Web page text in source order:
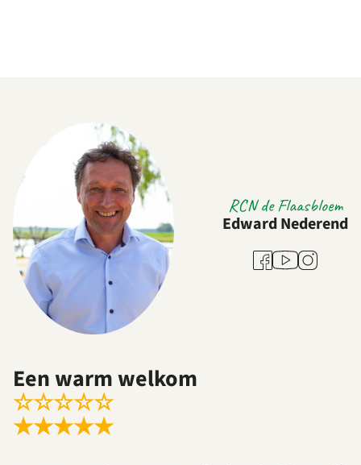
RCN de Flaasbloem
Edward Nederend
Facebook
YoutubeInstagram
Een warm welkom
☆☆☆☆☆
★★★★★